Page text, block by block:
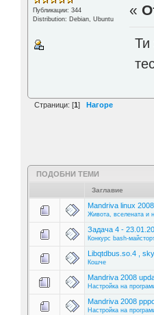
Публикации: 344
Distribution: Debian, Ubuntu
«
Ти
Страници: [1] Нагоре
ПОДОБНИ ТЕМИ
Заглавие
Mandriva linux
Живота, вселената и
Задача 4 -
Конкурс bash-
Libqtdbus.so.4 ,
Кошче
Mandriva 2008
Настройка на
Mandriva 2008
Настройка на